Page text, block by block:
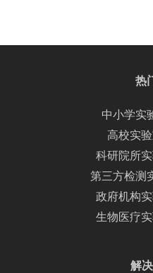
热
中小学实
高校实
科研院所
第三方检测
政府机构
生物医疗
解